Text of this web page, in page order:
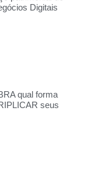
Digitais
qual forma
seus